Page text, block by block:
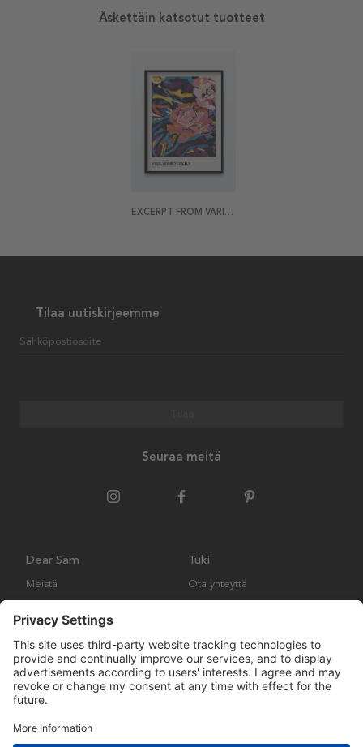
Äskettäin katsotut tuotteet
EXCERPT FROM VARIATIONS NO 2 JULISTE
Tilaa uutiskirjeemme
Sähköpostiosoite
Seuraa meitä
Dear Sam
Meistä
Tuki
Ota yhteyttä
Palautukset ja vaatimukset